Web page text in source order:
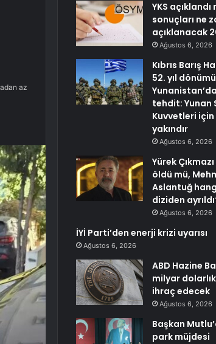
az
YKS açıklandı
sonuçları ne
açıklanacak
Ağustos 6, 2026
Kıbrıs Barış
52. yıl
tehdit: Yunan
Kuvvetleri için
yakındır
Ağustos 6, 2026
Yürek
öldü mü,
Aslantuğ
diziden
Ağustos 6, 2026
İYİ Parti’den enerji krizi uyarısı
Ağustos 6, 2026
ABD Hazine
milyar
ihraç edecek
Ağustos 6, 2026
Başkan
park müjdesi